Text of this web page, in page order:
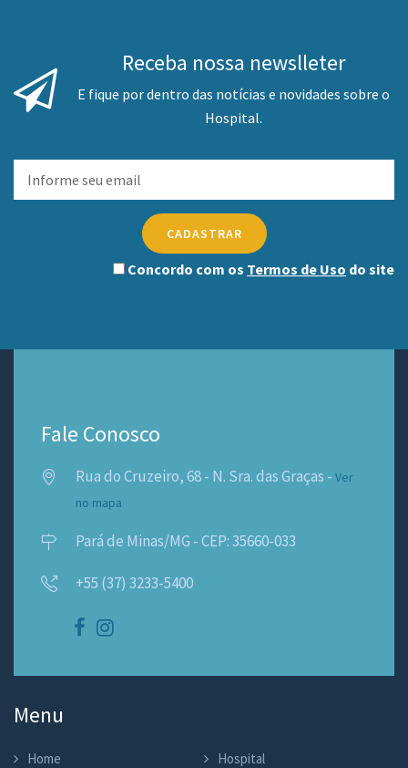
Receba nossa newslleter
E fique por dentro das notícias e novidades sobre o
Hospital.
CADASTRAR
Concordo com os Termos de Uso do site
Fale Conosco
Rua do Cruzeiro, 68 - N. Sra. das Graças - Ver
no mapa
Pará de Minas/MG - CEP: 35660-033
+55 (37) 3233-5400
Menu
Home
Hospital